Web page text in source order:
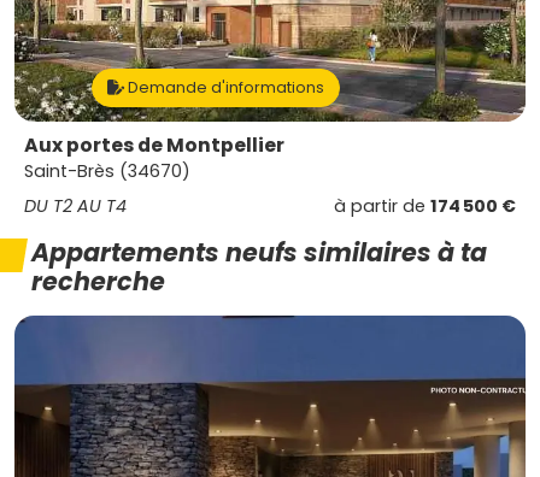
Demande d'informations
Aux portes de Montpellier
Saint-Brès (34670)
DU T2 AU T4
à partir de 174 500 €
Appartements neufs similaires à ta
recherche